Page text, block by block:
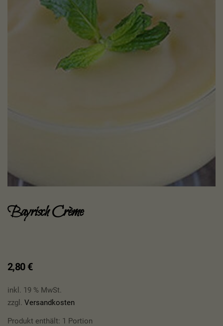
Bayrisch Crème
2,80 €
inkl. 19 % MwSt.
zzgl. Versandkosten
Produkt enthält: 1 Portion